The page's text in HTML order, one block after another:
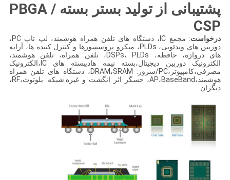
پشتیبانی از تولید بستر بسته PBGA /
CSP
درخواست
: مجمع IC، دستگاه های تلفن همراه هوشمند، لپ تاپ PC،
دوربین های ویدئویی، PLDs، میکرو پروسسورها و کنترل کننده ها، آرایه
های دروازه، حافظه، DSPs، PLDs، تلفن همراه، تلفن هوشمند،
الکترونیک دوربین دیجیتال،بسته نیمه هادیبسته های IC،الکترونیک
مصرفی،کامپیوتر،PC/سرور: DRAM،SRAM، دستگاه های تلفن همراه
هوشمند،AP،BaseBand، حسگر اثر انگشت و غیره.شبکه: بلوتوث،RF،
دیگران.